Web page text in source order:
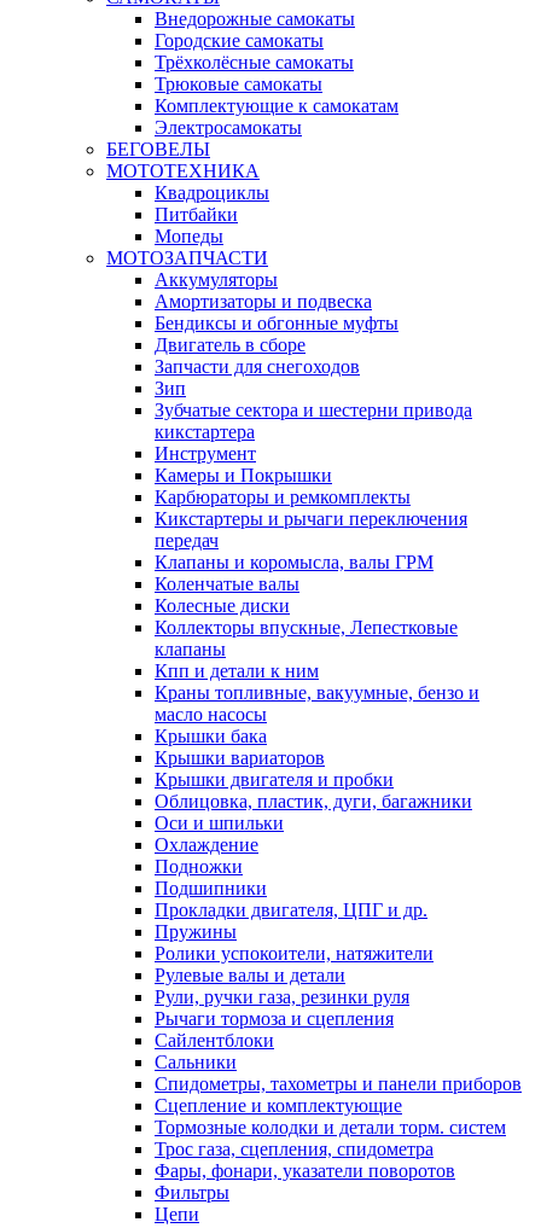
Внедорожные самокаты
Городские самокаты
Трёхколёсные самокаты
Трюковые самокаты
Комплектующие к самокатам
Электросамокаты
БЕГОВЕЛЫ
МОТОТЕХНИКА
Квадроциклы
Питбайки
Мопеды
МОТОЗАПЧАСТИ
Аккумуляторы
Амортизаторы и подвеска
Бендиксы и обгонные муфты
Двигатель в сборе
Запчасти для снегоходов
Зип
Зубчатые сектора и шестерни привода
кикстартера
Инструмент
Камеры и Покрышки
Карбюраторы и ремкомплекты
Кикстартеры и рычаги переключения
передач
Клапаны и коромысла, валы ГРМ
Коленчатые валы
Колесные диски
Коллекторы впускные, Лепестковые
клапаны
Кпп и детали к ним
Краны топливные, вакуумные, бензо и
масло насосы
Крышки бака
Крышки вариаторов
Крышки двигателя и пробки
Облицовка, пластик, дуги, багажники
Оси и шпильки
Охлаждение
Подножки
Подшипники
Прокладки двигателя, ЦПГ и др.
Пружины
Ролики успокоители, натяжители
Рулевые валы и детали
Рули, ручки газа, резинки руля
Рычаги тормоза и сцепления
Сайлентблоки
Сальники
Спидометры, тахометры и панели приборов
Сцепление и комплектующие
Тормозные колодки и детали торм. систем
Трос газа, сцепления, спидометра
Фары, фонари, указатели поворотов
Фильтры
Цепи